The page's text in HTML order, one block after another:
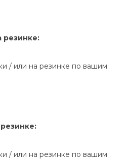
резинке:
/ или на резинке по вашим
/ или на резинке по вашим